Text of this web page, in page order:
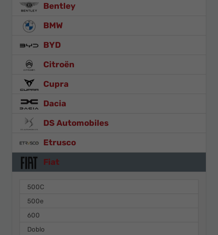
Bentley
BMW
BYD
Citroën
Cupra
Dacia
DS Automobiles
Etrusco
Fiat
500C
500e
600
Doblo